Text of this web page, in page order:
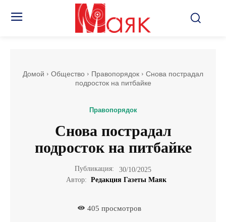
Домой Общество Правопорядок
Снова пострадал
подросток на питбайке
Правопорядок
Снова пострадал
подросток на питбайке
Публикация:
30/10/2025
Автор: Редакция Газеты Маяк
405 просмотров